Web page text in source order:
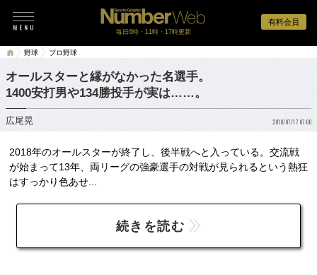
有料会員
毎日6時・11時・17時更新
野球 プロ野球
オールスターと縁がなかった名選手。
1400安打男や134勝投手が実は……。
広尾晃 2018/07/17 07:00
2018年のオールスターが終了し、後半戦へと入っている。交流戦
が始まって13年、両リーグの強豪選手の対戦が見られるという熱狂
はすっかり色あせ...
続きを読む